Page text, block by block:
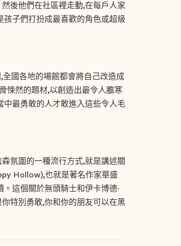
後他們在社區裡走動,在每戶人家
子們打扮成最喜歡的角色或超級
國各地的場館都會將自己改造成
悚然的題材,以創造出最令人膽寒
最勇敢的人才敢進入這些令人毛
氛圍的一種流行方式,就是講述關
Hollow),也就是著名作家華盛
。這個關於無頭騎士和伊卡博德·
特別勇敢,你和你的朋友可以在黑